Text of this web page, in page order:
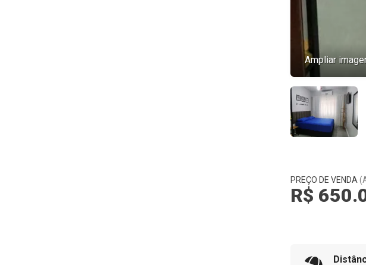
Ampliar
PREÇO DE VENDA
R$